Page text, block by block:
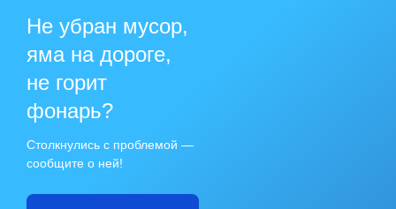
Не убран мусор,
яма на дороге,
не горит
фонарь?
Столкнулись с проблемой —
сообщите о ней!